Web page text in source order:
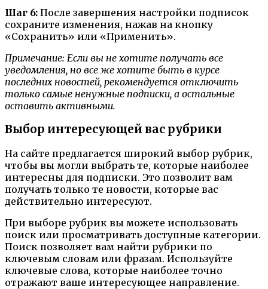
Шаг 6: После завершения настройки подписок
сохраните изменения, нажав на кнопку
«Сохранить» или «Применить».
Примечание: Если вы не хотите получать все
уведомления, но все же хотите быть в курсе
последних новостей, рекомендуется отключить
только самые ненужные подписки, а остальные
оставить активными.
Выбор интересующей вас рубрики
На сайте предлагается широкий выбор рубрик,
чтобы вы могли выбрать те, которые наиболее
интересны для подписки. Это позволит вам
получать только те новости, которые вас
действительно интересуют.
При выборе рубрик вы можете использовать
поиск или просматривать доступные категории.
Поиск позволяет вам найти рубрики по
ключевым словам или фразам. Используйте
ключевые слова, которые наиболее точно
отражают ваше интересующее направление.